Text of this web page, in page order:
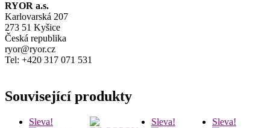
RYOR a.s.
Karlovarská 207
273 51 Kyšice
Česká republika
ryor@ryor.cz
Tel: +420 317 071 531
Související produkty
Sleva! Sleva! Sleva!